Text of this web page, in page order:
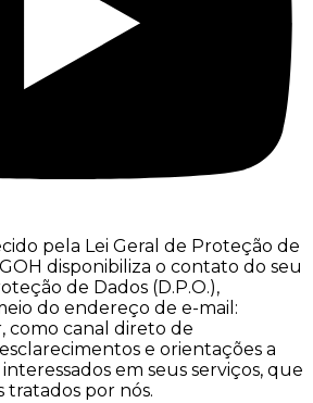
pela Lei Geral de Proteção de
disponibiliza o contato do seu
de Dados (D.P.O.),
do endereço de e-mail:
como canal direto de
e orientações a
em seus serviços, que
tratados por nós.